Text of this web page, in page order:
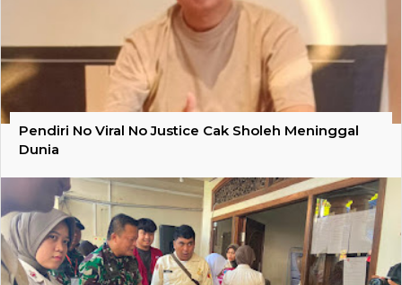
Pendiri No Viral No Justice Cak Sholeh Meninggal
Dunia